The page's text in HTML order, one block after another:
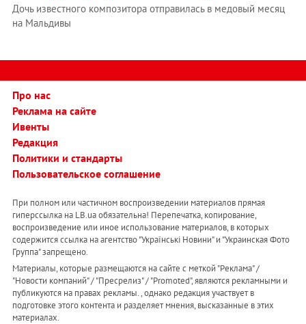
Дочь известного композитора отправилась в медовый месяц
на Мальдивы
Про нас
Реклама на сайте
Ивенты
Редакция
Политики и стандарты
Пользовательское соглашение
При полном или частичном воспроизведении материалов прямая
гиперссылка на LB.ua обязательна! Перепечатка, копирование,
воспроизведение или иное использование материалов, в которых
содержится ссылка на агентство "Українськi Новини" и "Украинская Фото
Группа" запрещено.
Материалы, которые размещаются на сайте с меткой "Реклама" /
"Новости компаний" / "Пресрелиз" / "Promoted", являются рекламными и
публикуются на правах рекламы. , однако редакция участвует в
подготовке этого контента и разделяет мнения, высказанные в этих
материалах.